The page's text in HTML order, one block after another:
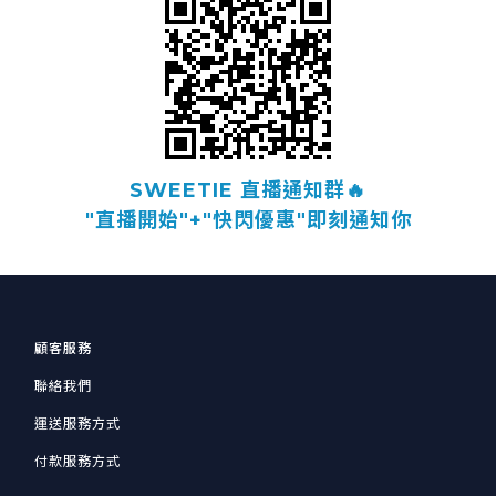
SWEETIE 直播通知群🔥
"直播開始"+"快閃優惠"即刻通知你
顧客服務
聯絡我們
運送服務方式
付款服務方式